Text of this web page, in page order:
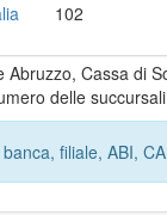
102
Cassa di
delle
filiale, ABI,